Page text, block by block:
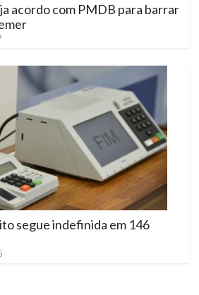
acordo com PMDB para barrar
segue indefinida em 146